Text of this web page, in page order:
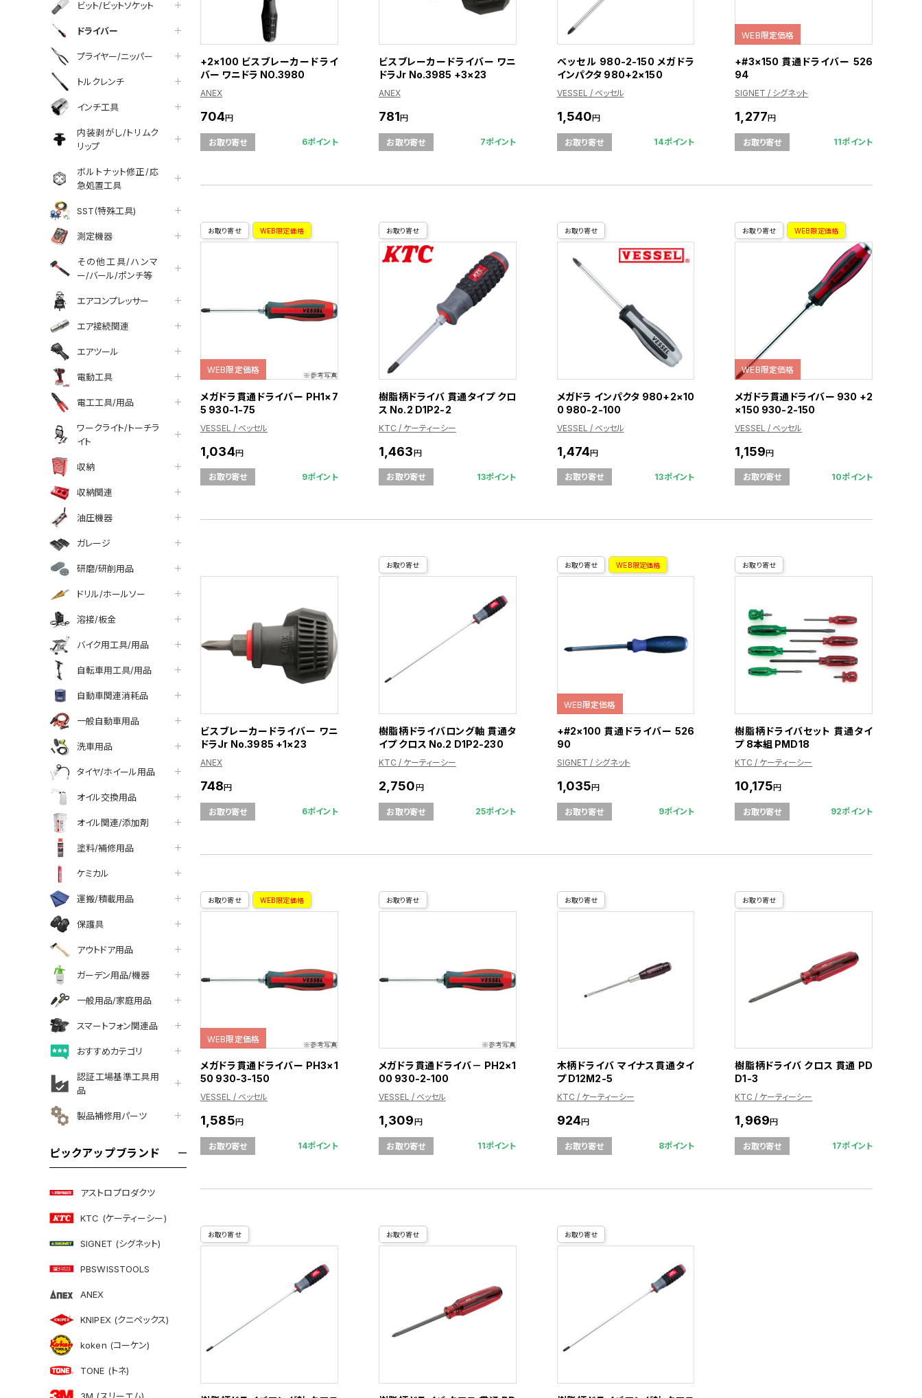
ビット/ビットソケット
ドライバー
プライヤー/ニッパー
トルクレンチ
インチ工具
内装剥がし/トリムク
リップ
ボルトナット修正/応
急処置工具
SST(特殊工具)
測定機器
その他工具/ハンマ
ー/バール/ポンチ等
エアコンプレッサー
エア接続関連
エアツール
電動工具
電工工具/用品
ワークライト/トーチラ
イト
収納
収納関連
油圧機器
ガレージ
研磨/研削用品
ドリル/ホールソー
溶接/板金
バイク用工具/用品
自転車用工具/用品
自動車関連消耗品
一般自動車用品
洗車用品
タイヤ/ホイール用品
オイル交換用品
オイル関連/添加剤
塗料/補修用品
ケミカル
運搬/積載用品
保護具
アウトドア用品
ガーデン用品/機器
一般用品/家庭用品
スマートフォン関連品
おすすめカテゴリ
認証工場基準工具用
品
製品補修用パーツ
ピックアップブランド
アストロプロダクツ
KTC (ケーティーシー)
SIGNET (シグネット)
PBSWISSTOOLS
ANEX
KNIPEX (クニペックス)
koken (コーケン)
TONE (トネ)
+2×100 ビスブレーカードライ
バー ワニドラ NO.3980
ANEX
704円
お取り寄せ 6ポイント
ビスブレーカードライバー ワニ
ドラJr No.3985 +3×23
ANEX
781円
お取り寄せ 7ポイント
ベッセル 980-2-150 メガドラ
インパクタ 980+2×150
VESSEL / ベッセル
1,540円
お取り寄せ 14ポイント
WEB限定価格
+#3×150 貫通ドライバー 526
94
SIGNET / シグネット
1,277円
お取り寄せ 11ポイント
お取り寄せ WEB限定価格
WEB限定価格
メガドラ貫通ドライバー PH1×7
5 930-1-75
VESSEL / ベッセル
1,034円
お取り寄せ 9ポイント
お取り寄せ
樹脂柄ドライバ 貫通タイプ クロ
ス No.2 D1P2-2
KTC / ケーティーシー
1,463円
お取り寄せ 13ポイント
お取り寄せ
メガドラ インパクタ 980+2×10
0 980-2-100
VESSEL / ベッセル
1,474円
お取り寄せ 13ポイント
お取り寄せ WEB限定価格
WEB限定価格
メガドラ貫通ドライバー 930 +2
×150 930-2-150
VESSEL / ベッセル
1,159円
お取り寄せ 10ポイント
ビスブレーカードライバー ワニ
ドラJr No.3985 +1×23
ANEX
748円
お取り寄せ 6ポイント
お取り寄せ
樹脂柄ドライバロング軸 貫通タ
イプ クロス No.2 D1P2-230
KTC / ケーティーシー
2,750円
お取り寄せ 25ポイント
お取り寄せ WEB限定価格
WEB限定価格
+#2×100 貫通ドライバー 526
90
SIGNET / シグネット
1,035円
お取り寄せ 9ポイント
お取り寄せ
樹脂柄ドライバセット 貫通タイ
プ 8本組 PMD18
KTC / ケーティーシー
10,175円
お取り寄せ 92ポイント
お取り寄せ WEB限定価格
WEB限定価格
メガドラ貫通ドライバー PH3×1
50 930-3-150
VESSEL / ベッセル
1,585円
お取り寄せ 14ポイント
お取り寄せ
メガドラ貫通ドライバ－ PH2×1
00 930-2-100
VESSEL / ベッセル
1,309円
お取り寄せ 11ポイント
お取り寄せ
木柄ドライバ マイナス貫通タイ
プ D12M2-5
KTC / ケーティーシー
924円
お取り寄せ 8ポイント
お取り寄せ
樹脂柄ドライバ クロス 貫通 PD
D1-3
KTC / ケーティーシー
1,969円
お取り寄せ 17ポイント
お取り寄せ お取り寄せ お取り寄せ